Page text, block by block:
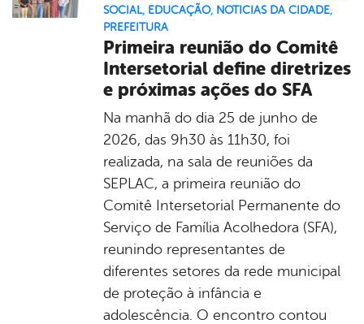
SOCIAL, EDUCAÇÃO, NOTICIAS DA CIDADE,
PREFEITURA
Primeira reunião do Comitê
Intersetorial define diretrizes
e próximas ações do SFA
Na manhã do dia 25 de junho de
2026, das 9h30 às 11h30, foi
realizada, na sala de reuniões da
SEPLAC, a primeira reunião do
Comitê Intersetorial Permanente do
Serviço de Família Acolhedora (SFA),
reunindo representantes de
diferentes setores da rede municipal
de proteção à infância e
adolescência. O encontro contou